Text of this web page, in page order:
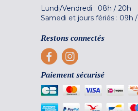
Lundi/Vendredi : 08h / 20h
Samedi et jours fériés : 09h /
Restons connectés
Paiement sécurisé